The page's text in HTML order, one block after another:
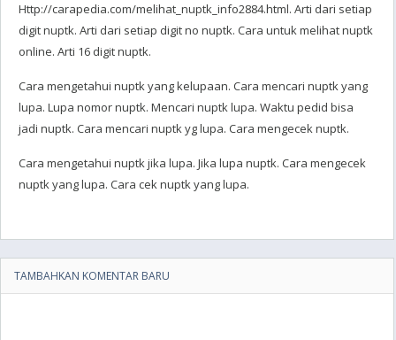
Http://carapedia.com/melihat_nuptk_info2884.html. Arti dari setiap
digit nuptk. Arti dari setiap digit no nuptk. Cara untuk melihat nuptk
online. Arti 16 digit nuptk.
Cara mengetahui nuptk yang kelupaan. Cara mencari nuptk yang
lupa. Lupa nomor nuptk. Mencari nuptk lupa. Waktu pedid bisa
jadi nuptk. Cara mencari nuptk yg lupa. Cara mengecek nuptk.
Cara mengetahui nuptk jika lupa. Jika lupa nuptk. Cara mengecek
nuptk yang lupa. Cara cek nuptk yang lupa.
TAMBAHKAN KOMENTAR BARU